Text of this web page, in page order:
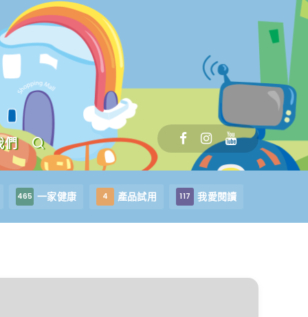
們
465 一家健康 4 產品試用 117 我愛閱讀